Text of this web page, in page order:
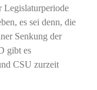
Legislaturperiode
es sei denn, die
Senkung der
gibt es
CSU zurzeit